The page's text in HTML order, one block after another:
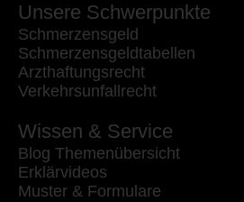
Unsere Schwerpunkte
Schmerzensgeld
Schmerzensgeldtabellen
Arzthaftungsrecht
Verkehrsunfallrecht
Wissen & Service
Blog Themenübersicht
Erklärvideos
Muster & Formulare